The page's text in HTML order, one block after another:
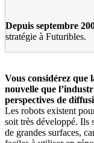
Depuis septembre
stratégie à Futuribles.
Vous considérez que
nouvelle que
perspectives de
Les robots existent
soit très développé. Ils
de grandes surfaces,